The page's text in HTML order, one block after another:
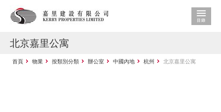
北京嘉里公寓
首頁 物業 按類別分類 辦公室 中國內地 杭州 北京嘉里公寓